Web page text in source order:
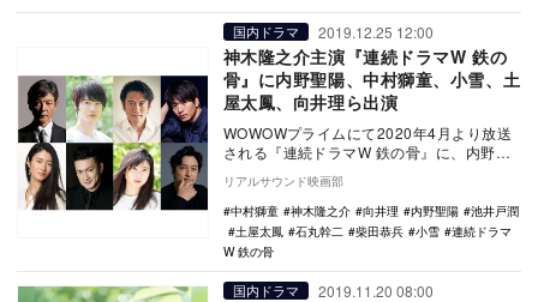
国内ドラマ 2019.12.25 12:00
神木隆之介主演『連続ドラマW 鉄の
骨』に内野聖陽、中村獅童、小雪、土
屋太鳳、向井理ら出演
WOWOWプライムにて2020年4月より放送
される『連続ドラマW 鉄の骨』に、内野聖
陽、中村獅童、小雪、土屋太鳳、向井理、
柴田恭…
リアルサウンド映画部
中村獅童
神木隆之介 向井理 内野聖陽
池井戸潤
土屋太鳳
石丸幹二 柴田恭兵 小雪
連続ドラマ
W 鉄の骨
国内ドラマ 2019.11.20 08:00